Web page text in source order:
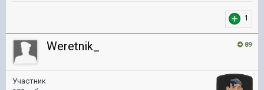
1
89
Weretnik_
Участник